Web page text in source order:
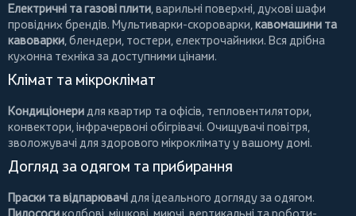
Електричні та газові плити, варильні поверхні, духові шафи
провідних брендів. Мультиварки-скороварки,кавомашини та
кавоварки,блендери, тостери,електрочайники. Вся дрібна
кухонна техніка за доступними цінами.
Клімат та мікроклімат
Кондиціонеридля квартир та офісів, тепловентилятори,
конвектори,інфрачервоні обігрівачі. Очищувачі повітря,
зволожувачі для здорового мікроклімату у вашому домі.
Догляд за одягом та прибирання
Праски та відпарювачідля ідеального догляду за одягом.